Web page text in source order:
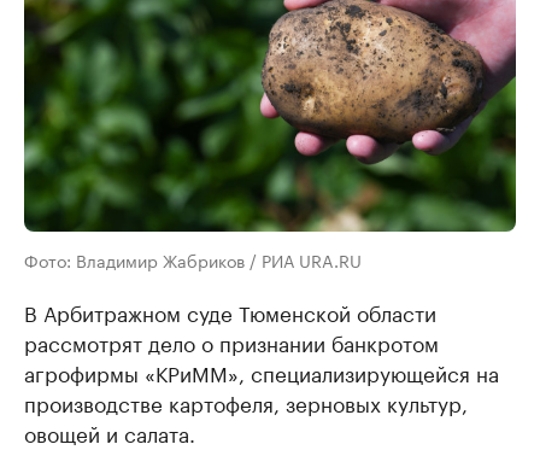
Фото: Владимир Жабриков / РИА URA.RU
В Арбитражном суде Тюменской области
рассмотрят дело о признании банкротом
агрофирмы «КРиММ», специализирующейся на
производстве картофеля, зерновых культур,
овощей и салата.